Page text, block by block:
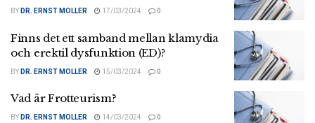
BY DR. ERNST MOLLER 17/03/2024 0
Finns det ett samband mellan klamydia
och erektil dysfunktion (ED)?
BY DR. ERNST MOLLER 15/03/2024 0
Vad är Frotteurism?
BY DR. ERNST MOLLER 14/03/2024 0